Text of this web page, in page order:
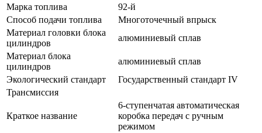
Марка топлива
92-й
Способ подачи топлива
Многоточечный впрыск
Материал головки блока
цилиндров
алюминиевый сплав
Материал блока
цилиндров
алюминиевый сплав
Экологический стандарт
Государственный стандарт IV
Трансмиссия
Краткое название
6-ступенчатая автоматическая
коробка передач с ручным
режимом